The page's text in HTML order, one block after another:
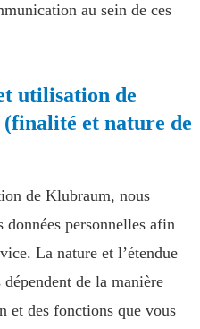
au sein de ces
utilisation de
(finalité et nature de
de Klubraum, nous
données personnelles afin
La nature et l’étendue
de la manière
et des fonctions que vous